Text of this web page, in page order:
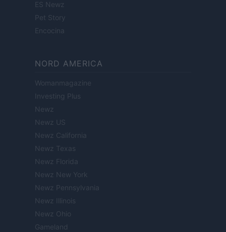
ES Newz
Pet Story
Encocina
NORD AMERICA
Womanmagazine
Investing Plus
Newz
Newz US
Newz California
Newz Texas
Newz Florida
Newz New York
Newz Pennsylvania
Newz Illinois
Newz Ohio
Gameland